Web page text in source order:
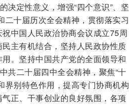
决定性意义，增强“四个意识”、坚
二十届历次全会精神，贯彻落实习
中国人民政治协商会议成立75周
主有机结合，坚持人民政协性质
。坚持中国共产党的全面领导和
共二十届四中全会精神，聚焦“十
界别特色作用，提高专门协商机构
正、干事创业的良好氛围，各项